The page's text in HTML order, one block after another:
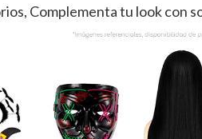
Complementa tu look con